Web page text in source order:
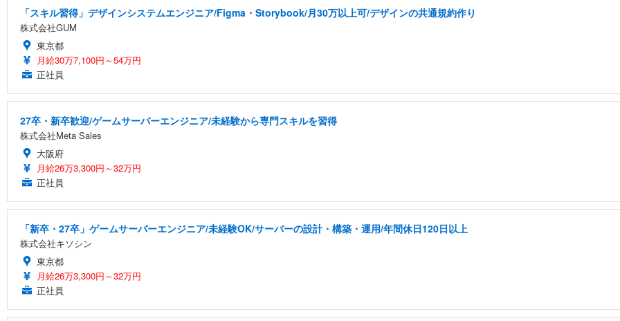
「スキル習得」デザインシステムエンジニア/Figma・Storybook/月30万以上可/デザインの共通規約作り
株式会社GUM
東京都
月給30万7,100円～54万円
正社員
27卒・新卒歓迎/ゲームサーバーエンジニア/未経験から専門スキルを習得
株式会社Meta Sales
大阪府
月給26万3,300円～32万円
正社員
「新卒・27卒」ゲームサーバーエンジニア/未経験OK/サーバーの設計・構築・運用/年間休日120日以上
株式会社キソシン
東京都
月給26万3,300円～32万円
正社員